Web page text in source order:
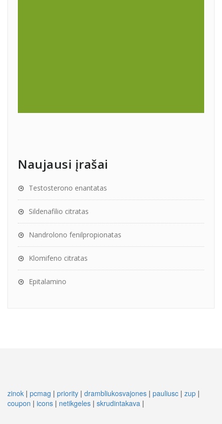
Naujausi įrašai
Testosterono enantatas
Sildenafilio citratas
Nandrolono fenilpropionatas
Klomifeno citratas
Epitalamino
zinok | pcmag | priority | drambliukosvajones | pauliusc | zup |
coupon | icons | netikgeles | skrudintakava |